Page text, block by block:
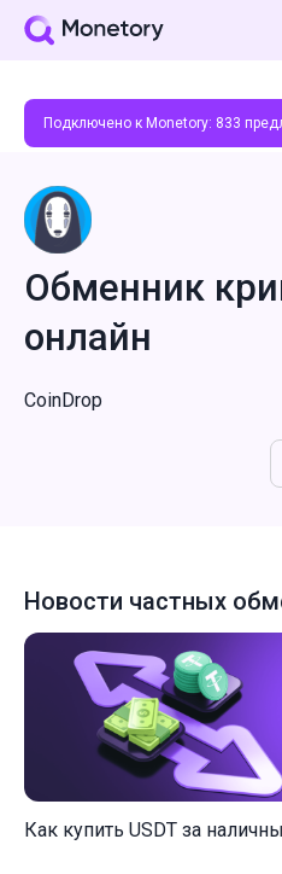
Подключено к Monetory: 833
Обменник
онлайн
CoinDrop
Новости частных
Как купить USDT за